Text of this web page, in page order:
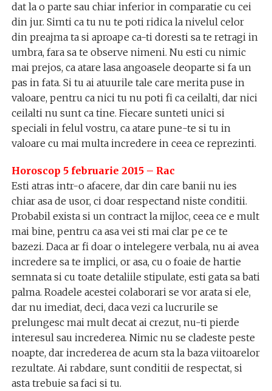
dat la o parte sau chiar inferior in comparatie cu cei
din jur. Simti ca tu nu te poti ridica la nivelul celor
din preajma ta si aproape ca-ti doresti sa te retragi in
umbra, fara sa te observe nimeni. Nu esti cu nimic
mai prejos, ca atare lasa angoasele deoparte si fa un
pas in fata. Si tu ai atuurile tale care merita puse in
valoare, pentru ca nici tu nu poti fi ca ceilalti, dar nici
ceilalti nu sunt ca tine. Fiecare sunteti unici si
speciali in felul vostru, ca atare pune-te si tu in
valoare cu mai multa incredere in ceea ce reprezinti.
Horoscop 5 februarie 2015 – Rac
Esti atras intr-o afacere, dar din care banii nu ies
chiar asa de usor, ci doar respectand niste conditii.
Probabil exista si un contract la mijloc, ceea ce e mult
mai bine, pentru ca asa vei sti mai clar pe ce te
bazezi. Daca ar fi doar o intelegere verbala, nu ai avea
incredere sa te implici, or asa, cu o foaie de hartie
semnata si cu toate detaliile stipulate, esti gata sa bati
palma. Roadele acestei colaborari se vor arata si ele,
dar nu imediat, deci, daca vezi ca lucrurile se
prelungesc mai mult decat ai crezut, nu-ti pierde
interesul sau increderea. Nimic nu se cladeste peste
noapte, dar increderea de acum sta la baza viitoarelor
rezultate. Ai rabdare, sunt conditii de respectat, si
asta trebuie sa faci si tu.